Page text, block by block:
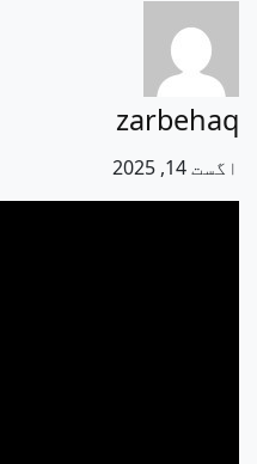
zarbehaq
اگست 14, 2025